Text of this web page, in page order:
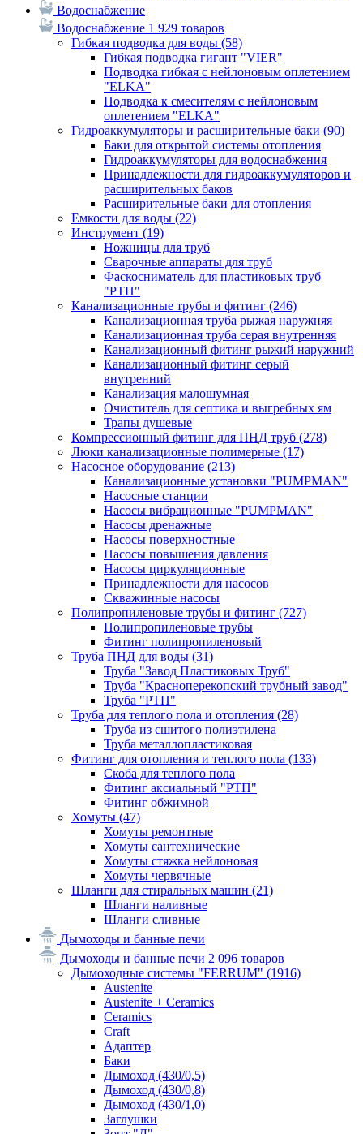
Водоснабжение
Водоснабжение 1 929 товаров
Гибкая подводка для воды (58)
Гибкая подводка гигант "VIER"
Подводка гибкая с нейлоновым оплетением
"ELKA"
Подводка к смесителям с нейлоновым
оплетением "ELKA"
Гидроаккумуляторы и расширительные баки (90)
Баки для открытой системы отопления
Гидроаккумуляторы для водоснабжения
Принадлежности для гидроаккумуляторов и
расширительных баков
Расширительные баки для отопления
Емкости для воды (22)
Инструмент (19)
Ножницы для труб
Сварочные аппараты для труб
Фаскосниматель для пластиковых труб
"РТП"
Канализационные трубы и фитинг (246)
Канализационная труба рыжая наружняя
Канализационная труба серая внутренняя
Канализационный фитинг рыжий наружний
Канализационный фитинг серый
внутренний
Канализация малошумная
Очиститель для септика и выгребных ям
Трапы душевые
Компрессионный фитинг для ПНД труб (278)
Люки канализационные полимерные (17)
Насосное оборудование (213)
Канализационные установки "PUMPMAN"
Насосные станции
Насосы вибрационные "PUMPMAN"
Насосы дренажные
Насосы поверхностные
Насосы повышения давления
Насосы циркуляционные
Принадлежности для насосов
Скважинные насосы
Полипропиленовые трубы и фитинг (727)
Полипропиленовые трубы
Фитинг полипропиленовый
Труба ПНД для воды (31)
Труба "Завод Пластиковых Труб"
Труба "Красноперекопский трубный завод"
Труба "РТП"
Труба для теплого пола и отопления (28)
Труба из сшитого полиэтилена
Труба металлопластиковая
Фитинг для отопления и теплого пола (133)
Скоба для теплого пола
Фитинг аксиальный "РТП"
Фитинг обжимной
Хомуты (47)
Хомуты ремонтные
Хомуты сантехнические
Хомуты стяжка нейлоновая
Хомуты червячные
Шланги для стиральных машин (21)
Шланги наливные
Шланги сливные
Дымоходы и банные печи
Дымоходы и банные печи 2 096 товаров
Дымоходные системы "FERRUM" (1916)
Austenite
Austenite + Ceramics
Ceramics
Craft
Адаптер
Баки
Дымоход (430/0,5)
Дымоход (430/0,8)
Дымоход (430/1,0)
Заглушки